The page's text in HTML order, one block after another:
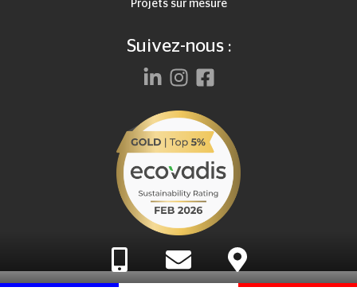
Projets sur mesure
Suivez-nous :